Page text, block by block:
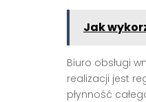
Jak
Biuro obsługi
realizacji jest
płynność